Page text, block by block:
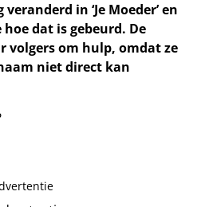
in ‘Je Moeder’ en
dat is gebeurd. De
volgers om hulp, omdat ze
niet direct kan